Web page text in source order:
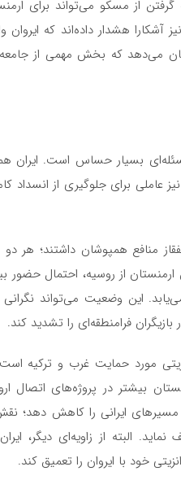
از مسکو می‌تواند برای
هشدار داده‌اند که ایروان
می‌دهد که بخش مهمی از
مسئله‌ای بسیار حساس است. ایران
عاملی برای جلوگیری از
منافع همپوشان داشتند؛ هر
ارمنستان از روسیه، احتمال
این وضعیت می‌تواند نگرانی
فرامنطقه‌ای را تشدید کند.
مورد حمایت غرب و ترکیه
بیشتر در پروژه‌های اتصال
ایرانی را کاهش دهد؛ نقش
البته از زاویه‌ای دیگر،
خود با ایروان را تعمیق کند.